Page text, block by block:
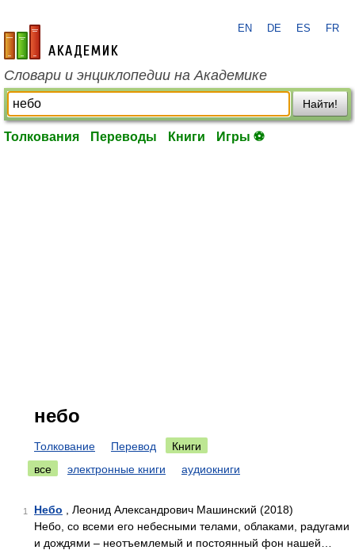
academic.ru
EN DE ES FR
Словари и энциклопедии на Академике
Найти!
Толкования Переводы Книги Игры ⚽
небо
Толкование Перевод
Книги
все
электронные книги аудиокниги
1 Небо , Леонид Александрович Машинский (2018)
Небо, со всеми его небесными телами, облаками, радугами
и дождями – неотъемлемый и постоянный фон нашей…